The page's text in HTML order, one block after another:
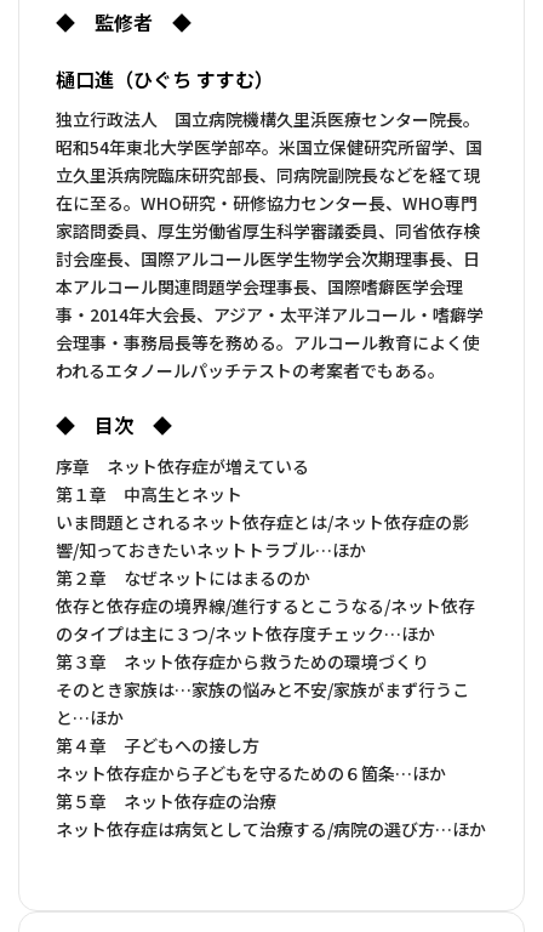
◆ 監修者 ◆
樋口進（ひぐち すすむ）
独立行政法人 国立病院機構久里浜医療センター院長。
昭和54年東北大学医学部卒。米国立保健研究所留学、国
立久里浜病院臨床研究部長、同病院副院長などを経て現
在に至る。WHO研究・研修協力センター長、WHO専門
家諮問委員、厚生労働省厚生科学審議委員、同省依存検
討会座長、国際アルコール医学生物学会次期理事長、日
本アルコール関連問題学会理事長、国際嗜癖医学会理
事・2014年大会長、アジア・太平洋アルコール・嗜癖学
会理事・事務局長等を務める。アルコール教育によく使
われるエタノールパッチテストの考案者でもある。
◆ 目次 ◆
序章 ネット依存症が増えている
第１章 中高生とネット
いま問題とされるネット依存症とは/ネット依存症の影
響/知っておきたいネットトラブル…ほか
第２章 なぜネットにはまるのか
依存と依存症の境界線/進行するとこうなる/ネット依存
のタイプは主に３つ/ネット依存度チェック…ほか
第３章 ネット依存症から救うための環境づくり
そのとき家族は…家族の悩みと不安/家族がまず行うこ
と…ほか
第４章 子どもへの接し方
ネット依存症から子どもを守るための６箇条…ほか
第５章 ネット依存症の治療
ネット依存症は病気として治療する/病院の選び方…ほか